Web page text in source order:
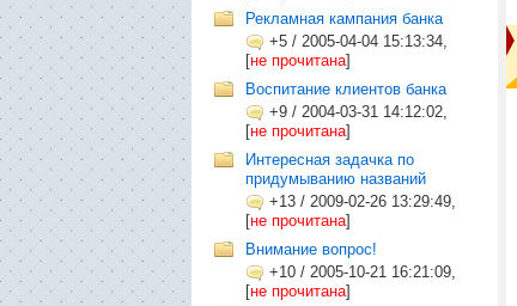
Рекламная кампания банка
+5 / 2005-04-04 15:13:34,
[не прочитана]
Воспитание клиентов банка
+9 / 2004-03-31 14:12:02,
[не прочитана]
Интересная задачка по
придумыванию названий
+13 / 2009-02-26 13:29:49,
[не прочитана]
Внимание вопрос!
+10 / 2005-10-21 16:21:09,
[не прочитана]